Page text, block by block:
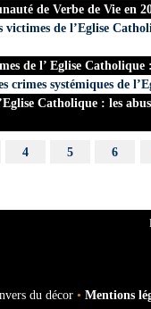
de Verbe de Vie en
victimes de l’Eglise
de l’ Eglise
crimes systémiques de
Catholique : les
4 5 6
du décor • Mentions